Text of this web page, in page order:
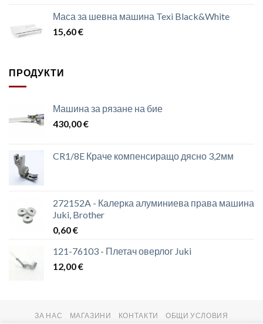
Маса за шевна машина Texi Black&White
15,60€
ПРОДУКТИ
Машина за рязане на бие
430,00€
CR1/8E Краче компенсиращо дясно 3,2мм
272152A - Калерка алуминиева права машина
Juki, Brother
0,60€
121-76103 - Плетач оверлог Juki
12,00€
ЗА НАС МАГАЗИНИ КОНТАКТИ ОБЩИ УСЛОВИЯ